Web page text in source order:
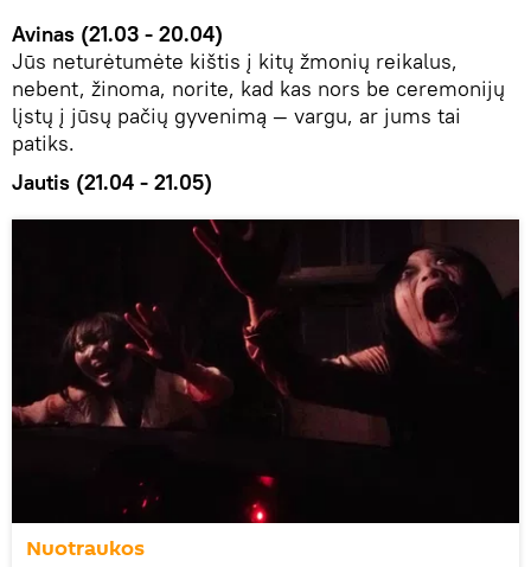
Avinas (21.03 - 20.04)
Jūs neturėtumėte kištis į kitų žmonių reikalus,
nebent, žinoma, norite, kad kas nors be ceremonijų
lįstų į jūsų pačių gyvenimą — vargu, ar jums tai
patiks.
Jautis (21.04 - 21.05)
Nuotraukos